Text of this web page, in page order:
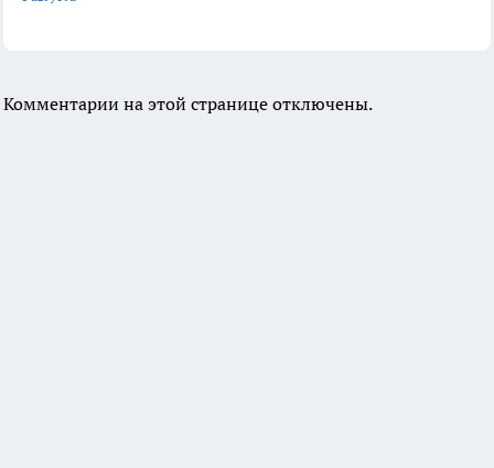
Комментарии на этой странице отключены.